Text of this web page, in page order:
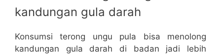
kandungan gula darah
Konsumsi terong ungu pula bisa menolong
kandungan gula darah di badan jadi lebih